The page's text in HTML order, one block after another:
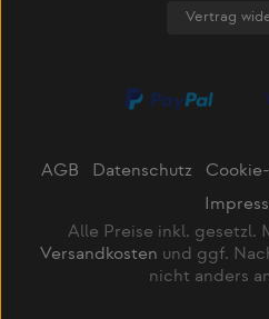
Vertrag
AGB Datenschutz
Alle Preise inkl. gesetzl.
Versandkosten und ggf.
nicht anders